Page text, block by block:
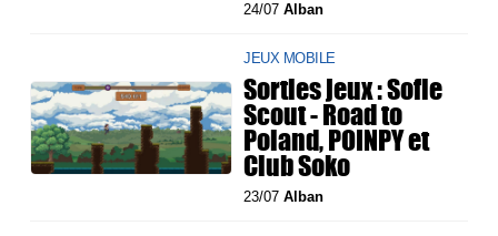
24/07Alban
JEUX MOBILE
Sorties jeux : Sofie
Scout - Road to
Poland, POINPY et
Club Soko
23/07Alban